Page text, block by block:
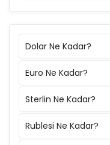
Dolar Ne Kadar?
Euro Ne Kadar?
Sterlin Ne Kadar?
Rublesi Ne Kadar?